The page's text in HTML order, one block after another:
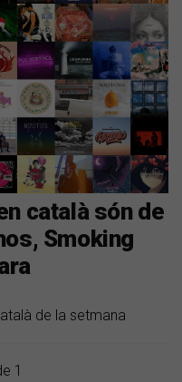
català són de
Smoking
de la setmana
1